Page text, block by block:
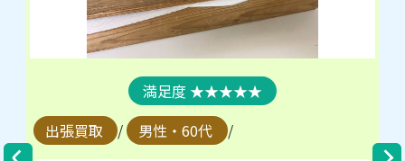
★★★★★
出張買取
/ 男性・60代 /